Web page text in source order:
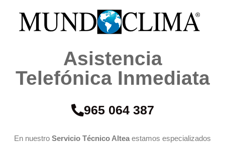
Asistencia
Telefónica Inmediata​​
965 064 387
En nuestro Servicio Técnico Altea estamos especializados